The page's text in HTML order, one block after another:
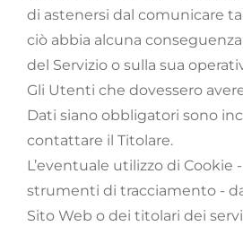
di astenersi dal comunicare
ciò abbia alcuna
del Servizio o sulla sua
Gli Utenti che dovessero
Dati siano obbligatori sono
contattare il Titolare.
L’eventuale utilizzo di Cookie
strumenti di tracciamento -
Sito Web o dei titolari dei